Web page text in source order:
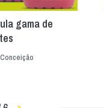
gama de